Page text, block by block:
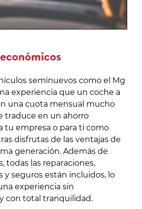
seminuevos como el Mg
experiencia que un coche a
una cuota mensual mucho
traduce en un ahorro
tu empresa o para ti como
disfrutas de las ventajas de
generación. Además de
todas las reparaciones,
seguros están incluidos, lo
experiencia sin
con total tranquilidad.